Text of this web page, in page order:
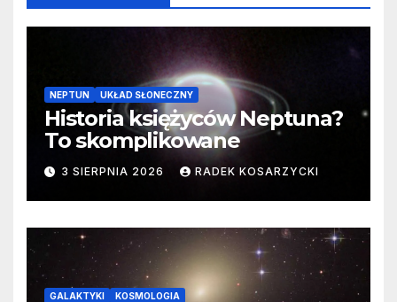
NEPTUN UKŁAD SŁONECZNY
Historia księżyców Neptuna?
To skomplikowane
3 SIERPNIA 2026 RADEK KOSARZYCKI
GALAKTYKI KOSMOLOGIA